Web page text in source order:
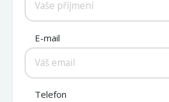
E-mail
Telefon